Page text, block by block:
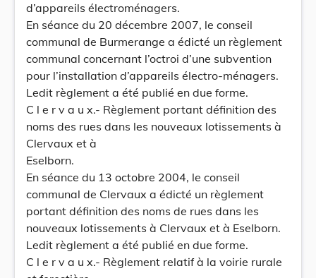
d’appareils électroménagers.
En séance du 20 décembre 2007, le conseil
communal de Burmerange a édicté un règlement
communal concernant l’octroi d’une subvention
pour l’installation d’appareils électro-ménagers.
Ledit règlement a été publié en due forme.
C l e r v a u x.- Règlement portant définition des
noms des rues dans les nouveaux lotissements à
Clervaux et à
Eselborn.
En séance du 13 octobre 2004, le conseil
communal de Clervaux a édicté un règlement
portant définition des noms de rues dans les
nouveaux lotissements à Clervaux et à Eselborn.
Ledit règlement a été publié en due forme.
C l e r v a u x.- Règlement relatif à la voirie rurale